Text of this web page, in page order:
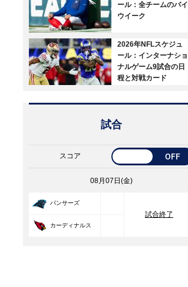
ール：全チームのバイ
ウイーク
2026年NFLスケジュ
ール：インターナショ
ナルゲーム9試合の日
程と対戦カード
試合
スコア OFF
08月07日(金)
パンサーズ
試合終了
カーディナルス